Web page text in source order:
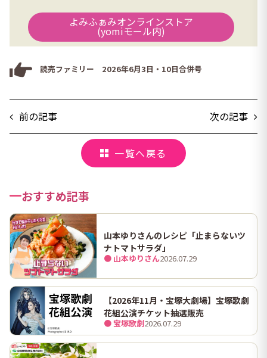
よみふぁみオンラインストア
(yomiモール内)
読売ファミリー 2026年6月3日・10日合併号
前の記事 次の記事
一覧へ戻る
おすすめ記事
山本ゆりさんのレシピ「止まらないツ
ナトマトサラダ」
● 山本ゆりさん2026.07.29
【2026年11月・宝塚大劇場】宝塚歌劇
花組公演チケット抽選販売
● 宝塚歌劇2026.07.29